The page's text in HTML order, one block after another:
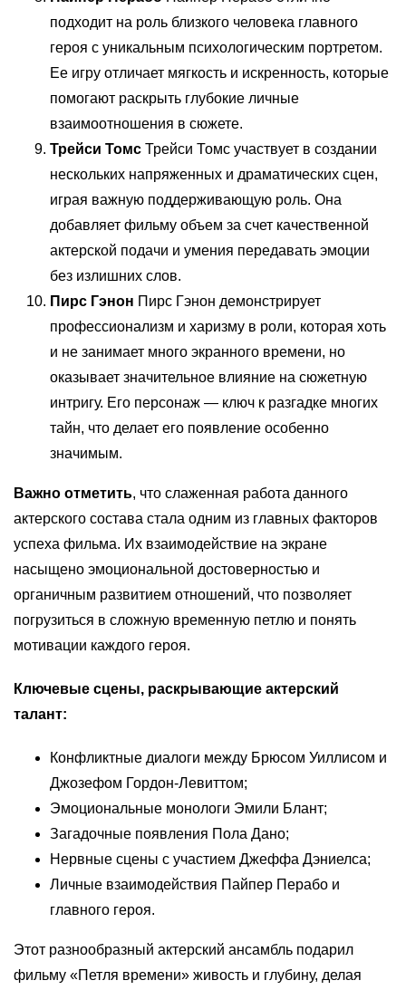
подходит на роль близкого человека главного
героя с уникальным психологическим портретом.
Ее игру отличает мягкость и искренность, которые
помогают раскрыть глубокие личные
взаимоотношения в сюжете.
Трейси Томс Трейси Томс участвует в создании
нескольких напряженных и драматических сцен,
играя важную поддерживающую роль. Она
добавляет фильму объем за счет качественной
актерской подачи и умения передавать эмоции
без излишних слов.
Пирс Гэнон Пирс Гэнон демонстрирует
профессионализм и харизму в роли, которая хоть
и не занимает много экранного времени, но
оказывает значительное влияние на сюжетную
интригу. Его персонаж — ключ к разгадке многих
тайн, что делает его появление особенно
значимым.
Важно отметить, что слаженная работа данного
актерского состава стала одним из главных факторов
успеха фильма. Их взаимодействие на экране
насыщено эмоциональной достоверностью и
органичным развитием отношений, что позволяет
погрузиться в сложную временную петлю и понять
мотивации каждого героя.
Ключевые сцены, раскрывающие актерский
талант:
Конфликтные диалоги между Брюсом Уиллисом и
Джозефом Гордон-Левиттом;
Эмоциональные монологи Эмили Блант;
Загадочные появления Пола Дано;
Нервные сцены с участием Джеффа Дэниелса;
Личные взаимодействия Пайпер Перабо и
главного героя.
Этот разнообразный актерский ансамбль подарил
фильму «Петля времени» живость и глубину, делая